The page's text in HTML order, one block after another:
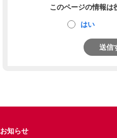
このページの情報は
はい
送信
お知らせ